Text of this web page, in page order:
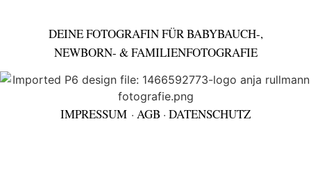
DEINE FOTOGRAFIN FÜR BABYBAUCH-,
NEWBORN- & FAMILIENFOTOGRAFIE
IMPRESSUM · AGB · DATENSCHUTZ